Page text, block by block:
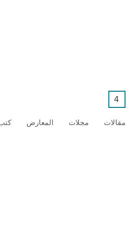
Current
4
مقالات مجلات المعارض